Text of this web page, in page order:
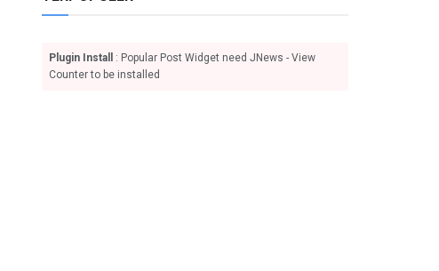
Plugin Install
: Popular Post Widget need JNews - View
Counter to be installed